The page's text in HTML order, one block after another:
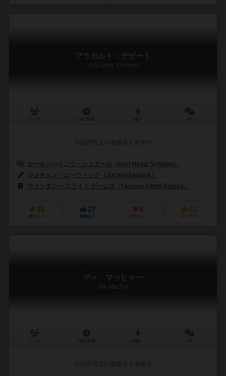
アラカルト：デザート
A la carte: Dessert
カール＝ハインツ・シュミール（Karl-Heinz Schmiel）
ジョチェン・ユーウィック（Jochen Eeuwyk）
ファンタジー フライト ゲームズ（Fantasy Flight Games）
25
興味あり
27
経験あり
6
お気に入り
51
持ってる
ディ・マッヒャー
Die Macher